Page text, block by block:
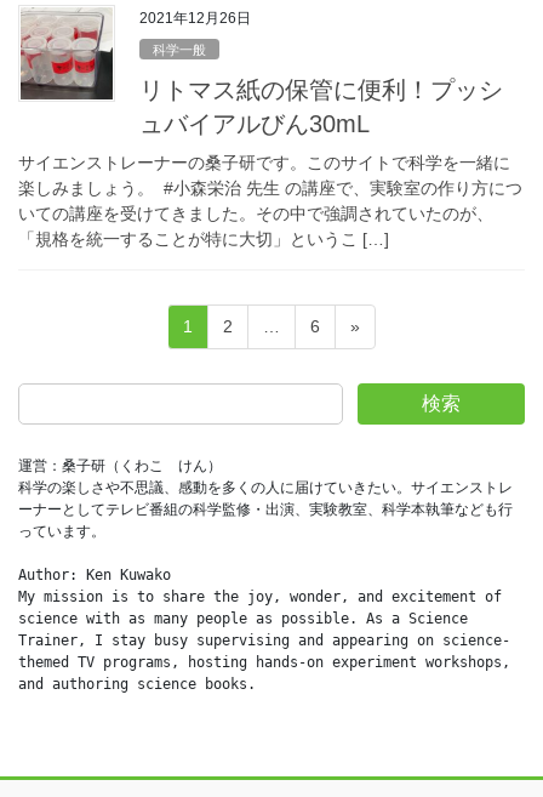
2021年12月26日
科学一般
リトマス紙の保管に便利！プッシ
ュバイアルびん30mL
サイエンストレーナーの桑子研です。このサイトで科学を一緒に
楽しみましょう。 #小森栄治 先生 の講座で、実験室の作り方につ
いての講座を受けてきました。その中で強調されていたのが、
「規格を統一することが特に大切」というこ […]
の
ペ
ー
ジ
送
り
固
定
ペ
1
固
定
ペ
2 …
固
定
ペ
6 »
検索
運営：桑子研（くわこ　けん）
科学の楽しさや不思議、感動を多くの人に届けていきたい。サイエンストレ
ーナーとしてテレビ番組の科学監修・出演、実験教室、科学本執筆なども行
っています。
Author: Ken Kuwako
My mission is to share the joy, wonder, and excitement of
science with as many people as possible. As a Science
Trainer, I stay busy supervising and appearing on science-
themed TV programs, hosting hands-on experiment workshops,
and authoring science books.